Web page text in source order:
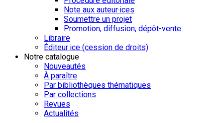
Note aux auteur·ices
Soumettre un projet
Promotion, diffusion, dépôt-vente
Libraire
Éditeur·ice (cession de droits)
Notre catalogue
Nouveautés
À paraître
Par bibliothèques thématiques
Par collections
Revues
Actualités